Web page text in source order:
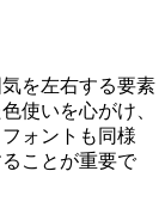
を左右する要素
使いを心がけ、
ォントも同様
ことが重要で